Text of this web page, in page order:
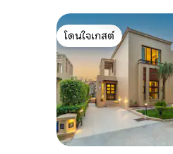
โดนใจเกสต์
โดนใจเกสต์